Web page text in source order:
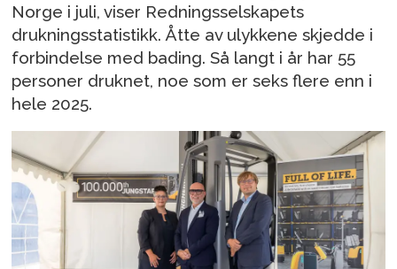
Norge i juli, viser Redningsselskapets
drukningsstatistikk. Åtte av ulykkene skjedde i
forbindelse med bading. Så langt i år har 55
personer druknet, noe som er seks flere enn i
hele 2025.